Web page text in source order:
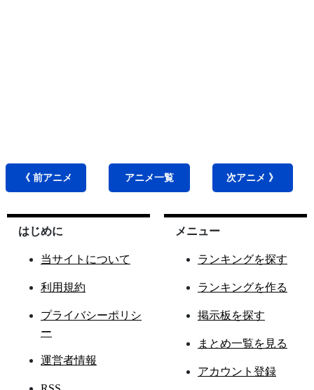
《 前アニメ アニメ一覧 次アニメ 》
はじめに
当サイトについて
利用規約
プライバシーポリシ
ー
運営者情報
メニュー
ランキングを探す
ランキングを作る
掲示板を探す
まとめ一覧を見る
アカウント登録